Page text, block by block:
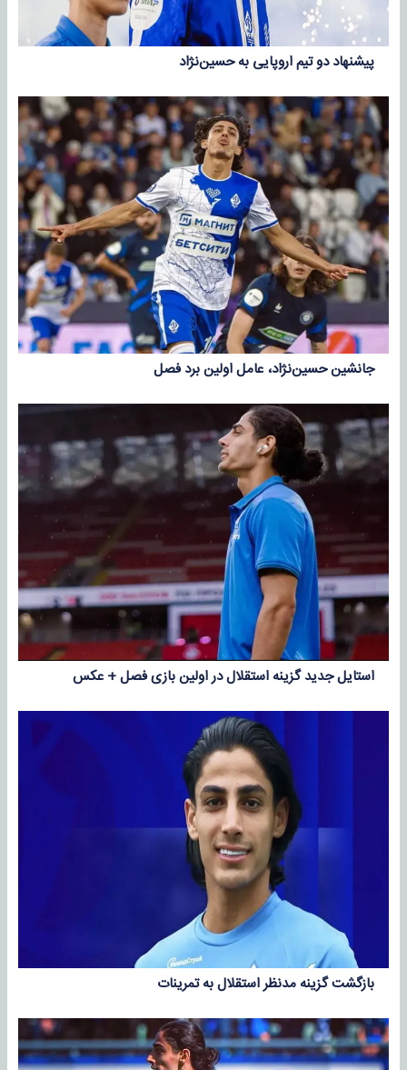
پیشنهاد دو تیم اروپایی به حسین‌نژاد
جانشین حسین‌نژاد، عامل اولین برد فصل
استایل جدید گزینه استقلال در اولین بازی فصل + عکس
بازگشت گزینه مدنظر استقلال به تمرینات